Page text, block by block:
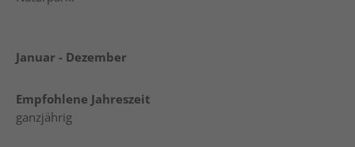
Januar - Dezember
Empfohlene Jahreszeit
ganzjährig